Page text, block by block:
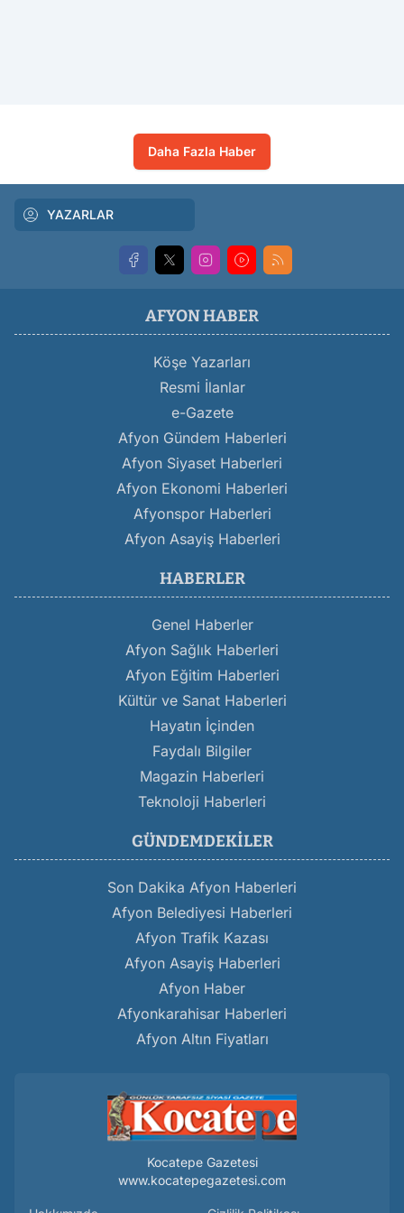
Daha Fazla Haber
YAZARLAR
AFYON HABER
Köşe Yazarları
Resmi İlanlar
e-Gazete
Afyon Gündem Haberleri
Afyon Siyaset Haberleri
Afyon Ekonomi Haberleri
Afyonspor Haberleri
Afyon Asayiş Haberleri
HABERLER
Genel Haberler
Afyon Sağlık Haberleri
Afyon Eğitim Haberleri
Kültür ve Sanat Haberleri
Hayatın İçinden
Faydalı Bilgiler
Magazin Haberleri
Teknoloji Haberleri
GÜNDEMDEKILER
Son Dakika Afyon Haberleri
Afyon Belediyesi Haberleri
Afyon Trafik Kazası
Afyon Asayiş Haberleri
Afyon Haber
Afyonkarahisar Haberleri
Afyon Altın Fiyatları
Kocatepe Gazetesi
www.kocatepegazetesi.com